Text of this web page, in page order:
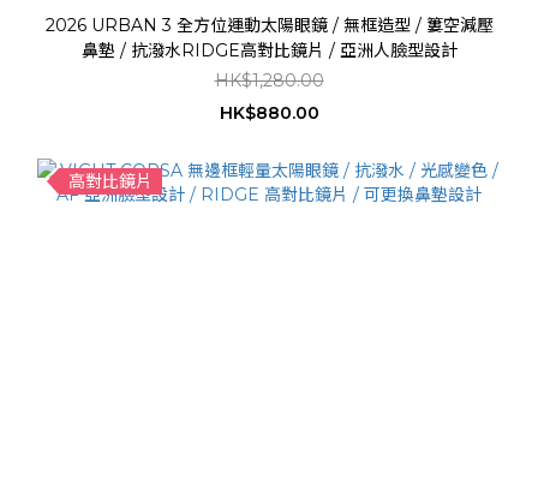
2026 URBAN 3 全方位運動太陽眼鏡 / 無框造型 / 簍空減壓
鼻墊 / 抗潑水RIDGE高對比鏡片 / 亞洲人臉型設計
HK$1,280.00
HK$880.00
高對比鏡片